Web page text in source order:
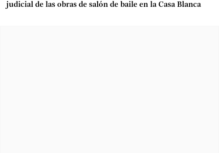
judicial de las obras de salón de baile en la Casa Blanca